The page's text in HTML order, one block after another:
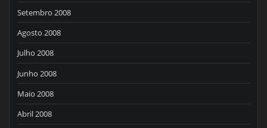
Setembro 2008
Agosto 2008
Julho 2008
Junho 2008
Maio 2008
Abril 2008